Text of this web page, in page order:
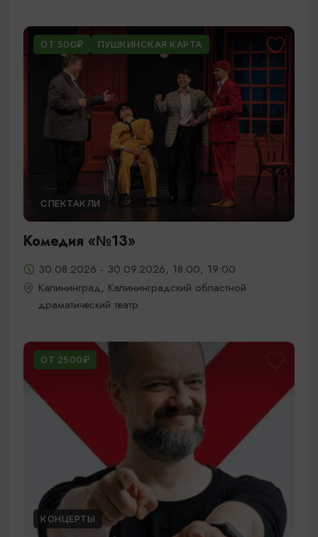
ОТ 500₽ ПУШКИНСКАЯ КАРТА
СПЕКТАКЛИ
Комедия «№13»
30.08.2026 - 30.09.2026, 18:00, 19:00
Калининград, Калининградский областной
драматический театр
ОТ 2500₽
КОНЦЕРТЫ